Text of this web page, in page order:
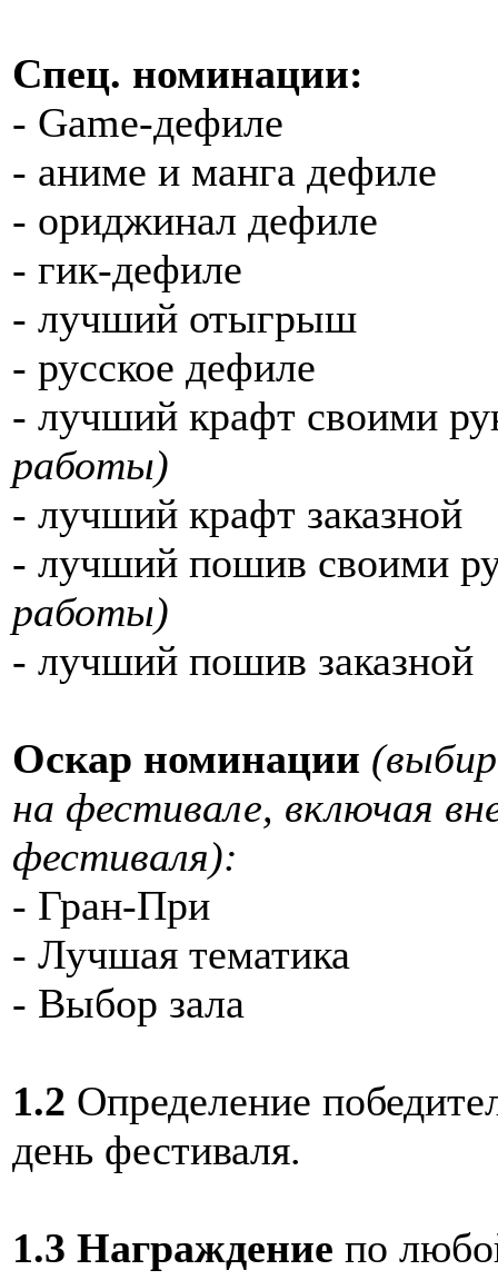
Спец. номинации:
- Game-дефиле
- аниме и манга дефиле
- ориджинал дефиле
- гик-дефиле
- лучший отыгрыш
- русское дефиле
- лучший крафт своими
работы)
- лучший крафт заказной
- лучший пошив своими
работы)
- лучший пошив заказной
Оскар номинации
на фестивале, включая
фестиваля):
- Гран-При
- Лучшая тематика
- Выбор зала
1.2 Определение
день фестиваля.
1.3 Награждение по